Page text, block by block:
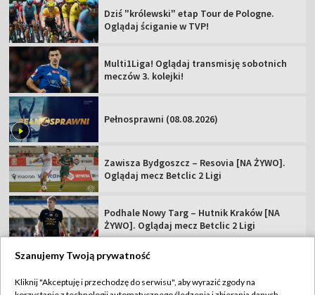
Dziś "królewski" etap Tour de Pologne.
Oglądaj ściganie w TVP!
Multi1Liga! Oglądaj transmisję sobotnich
meczów 3. kolejki!
Pełnosprawni (08.08.2026)
Zawisza Bydgoszcz – Resovia [NA ŻYWO].
Oglądaj mecz Betclic 2 Ligi
Podhale Nowy Targ – Hutnik Kraków [NA
ŻYWO]. Oglądaj mecz Betclic 2 Ligi
Szanujemy Twoją prywatność
Kliknij "Akceptuję i przechodzę do serwisu", aby wyrazić zgody na